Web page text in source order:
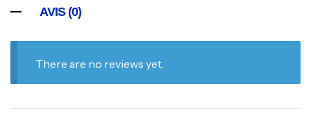
AVIS (0)
There are no reviews yet.